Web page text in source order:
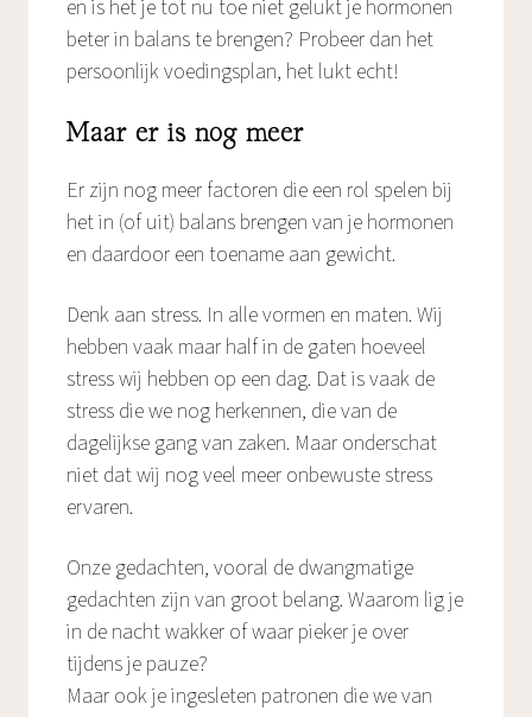
en is het je tot nu toe niet gelukt je hormonen
beter in balans te brengen? Probeer dan het
persoonlijk voedingsplan, het lukt echt!
Maar er is nog meer
Er zijn nog meer factoren die een rol spelen bij
het in (of uit) balans brengen van je hormonen
en daardoor een toename aan gewicht.
Denk aan stress. In alle vormen en maten. Wij
hebben vaak maar half in de gaten hoeveel
stress wij hebben op een dag. Dat is vaak de
stress die we nog herkennen, die van de
dagelijkse gang van zaken. Maar onderschat
niet dat wij nog veel meer onbewuste stress
ervaren.
Onze gedachten, vooral de dwangmatige
gedachten zijn van groot belang. Waarom lig je
in de nacht wakker of waar pieker je over
tijdens je pauze?
Maar ook je ingesleten patronen die we van